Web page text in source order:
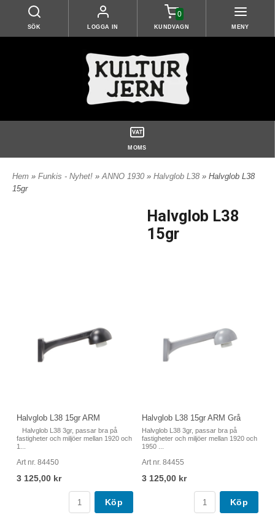
SÖK LOGGA IN
0
KUNDVAGN MENY
MOMS
Hem » Funkis - Nyhet! »ANNO 1930 » Halvglob L38 » Halvglob L38
15gr
Halvglob L38
15gr
Halvglob L38 15gr ARM
Halvglob L38 3gr, passar bra på
fastigheter och miljöer mellan 1920 och
1...
Art nr. 84450
3 125,00 kr
Köp
Halvglob L38 15gr ARM Grå
Halvglob L38 3gr, passar bra på
fastigheter och miljöer mellan 1920 och
1950 ...
Art nr. 84455
3 125,00 kr
Köp